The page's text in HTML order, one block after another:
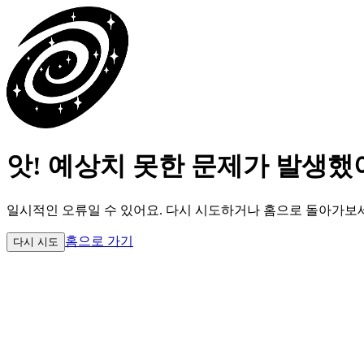
앗! 예상치 못한 문제가 발생했
일시적인 오류일 수 있어요. 다시 시도하거나 홈으로 돌아가보
다시 시도 홈으로 가기